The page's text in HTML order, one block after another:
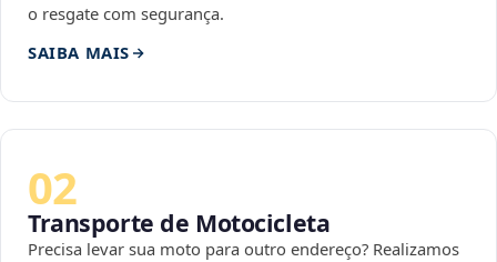
o resgate com segurança.
SAIBA MAIS
02
Transporte de Motocicleta
Precisa levar sua moto para outro endereço? Realizamos